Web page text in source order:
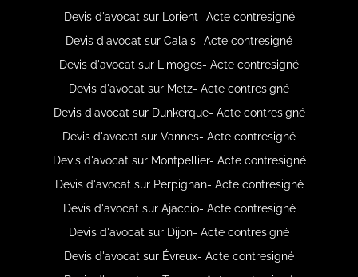
Devis d'avocat sur Lorient- Acte contresigné
Devis d'avocat sur Calais- Acte contresigné
Devis d'avocat sur Limoges- Acte contresigné
Devis d'avocat sur Metz- Acte contresigné
Devis d'avocat sur Dunkerque- Acte contresigné
Devis d'avocat sur Vannes- Acte contresigné
Devis d'avocat sur Montpellier- Acte contresigné
Devis d'avocat sur Perpignan- Acte contresigné
Devis d'avocat sur Ajaccio- Acte contresigné
Devis d'avocat sur Dijon- Acte contresigné
Devis d'avocat sur Évreux- Acte contresigné